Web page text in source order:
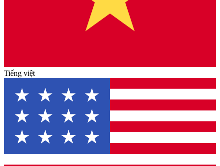
Tiếng việt